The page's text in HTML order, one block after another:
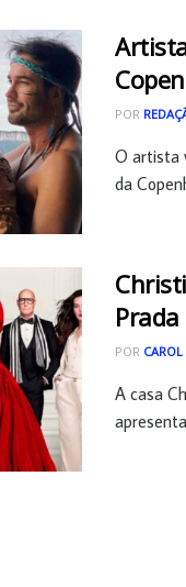
POR
O artista
da
Prada
POR
A casa